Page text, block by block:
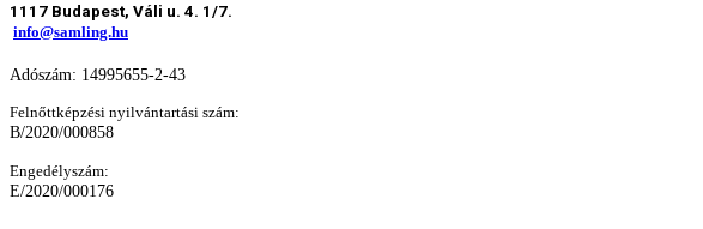
1117 Budapest, Váli u. 4. 1/7.
info@samling.hu
Adószám: 14995655-2-43
Felnőttképzési nyilvántartási szám:
B/2020/000858
Engedélyszám:
E/2020/000176